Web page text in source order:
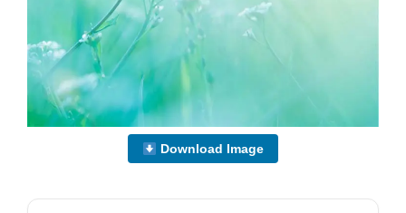
Download Image